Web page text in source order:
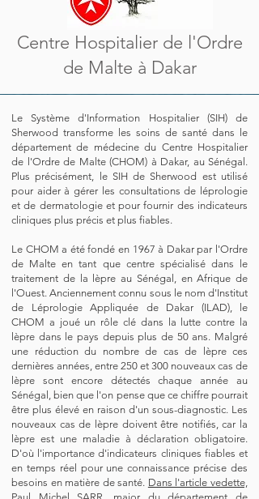
Centre Hospitalier de l'Ordre
de Malte à Dakar
Le Système d'Information Hospitalier (SIH) de
Sherwood transforme les soins de santé dans le
département de médecine du Centre Hospitalier
de l'Ordre de Malte (CHOM) à Dakar, au Sénégal.
Plus précisément, le SIH de Sherwood est utilisé
pour aider à gérer les consultations de léprologie
et de dermatologie et pour fournir des indicateurs
cliniques plus précis et plus fiables.
Le CHOM a été fondé en 1967 à Dakar par l'Ordre
de Malte en tant que centre spécialisé dans le
traitement de la lèpre au Sénégal, en Afrique de
l'Ouest. Anciennement connu sous le nom d'Institut
de Léprologie Appliquée de Dakar (ILAD), le
CHOM a joué un rôle clé dans la lutte contre la
lèpre dans le pays depuis plus de 50 ans. Malgré
une réduction du nombre de cas de lèpre ces
dernières années, entre 250 et 300 nouveaux cas de
lèpre sont encore détectés chaque année au
Sénégal, bien que l'on pense que ce chiffre pourrait
être plus élevé en raison d'un sous-diagnostic. Les
nouveaux cas de lèpre doivent être notifiés, car la
lèpre est une maladie à déclaration obligatoire.
D'où l'importance d'indicateurs cliniques fiables et
en temps réel pour une connaissance précise des
besoins en matière de santé. Dans l'article vedette,